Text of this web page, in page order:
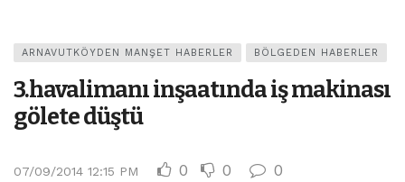
ARNAVUTKÖYDEN MANŞET HABERLER BÖLGEDEN HABERLER
3.havalimanı inşaatında iş makinası
gölete düştü
07/09/2014 12:15 PM 0 0 0